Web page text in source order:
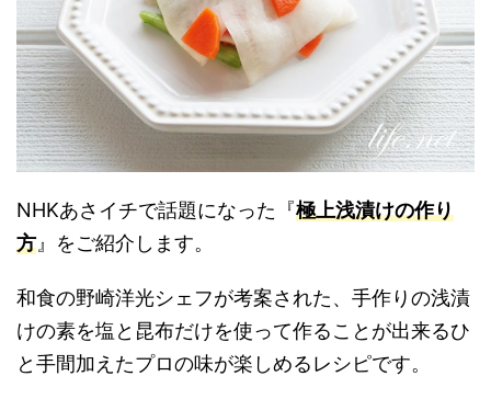
NHKあさイチで話題になった『極上浅漬けの作り
方 』をご紹介します。
和食の野崎洋光シェフが考案された、手作りの浅漬
けの素を塩と昆布だけを使って作ることが出来るひ
と手間加えたプロの味が楽しめるレシピです。